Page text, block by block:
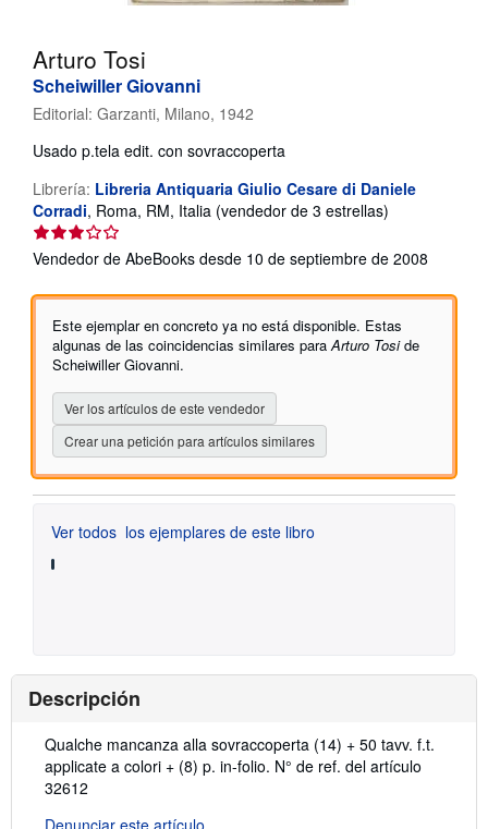
Arturo Tosi
Scheiwiller Giovanni
Editorial: Garzanti, Milano, 1942
Usado p.tela edit. con sovraccoperta
Librería: Libreria Antiquaria Giulio Cesare di Daniele
Corradi, Roma, RM, Italia (vendedor de 3 estrellas)
vendedor:
de
estrellas
Vendedor de AbeBooks desde 10 de septiembre de 2008
Este ejemplar en concreto ya no está disponible. Estas
algunas de las coincidencias similares paraArturo Toside
Scheiwiller Giovanni.
Ver los artículos de este vendedor
Crear una petición para artículos similares
Ver todos los ejemplares de este libro
Descripción
Descripción:
Qualche mancanza alla sovraccoperta (14) + 50 tavv. f.t.
applicate a colori + (8) p. in-folio. N° de ref. del artículo
32612
Denunciar este artículo